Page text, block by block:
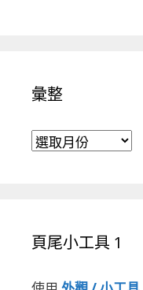
彙整
彙整
頁尾小工具 1